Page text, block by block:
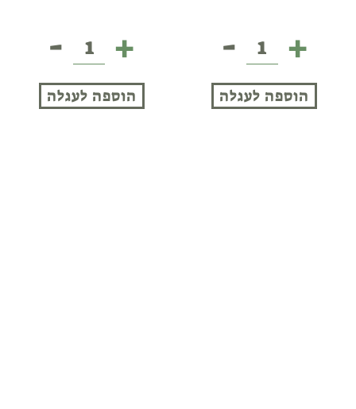
+
קרם
קוקוס
אסיה
-
הוספה לעגלה
+
צלפים
מינאטורים
-
הוספה לעגלה